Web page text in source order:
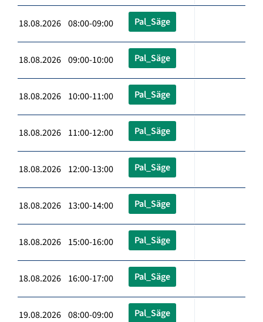
18.08.2026 08:00-09:00 Pal_Säge
18.08.2026 09:00-10:00 Pal_Säge
18.08.2026 10:00-11:00 Pal_Säge
18.08.2026 11:00-12:00 Pal_Säge
18.08.2026 12:00-13:00 Pal_Säge
18.08.2026 13:00-14:00 Pal_Säge
18.08.2026 15:00-16:00 Pal_Säge
18.08.2026 16:00-17:00 Pal_Säge
19.08.2026 08:00-09:00 Pal_Säge